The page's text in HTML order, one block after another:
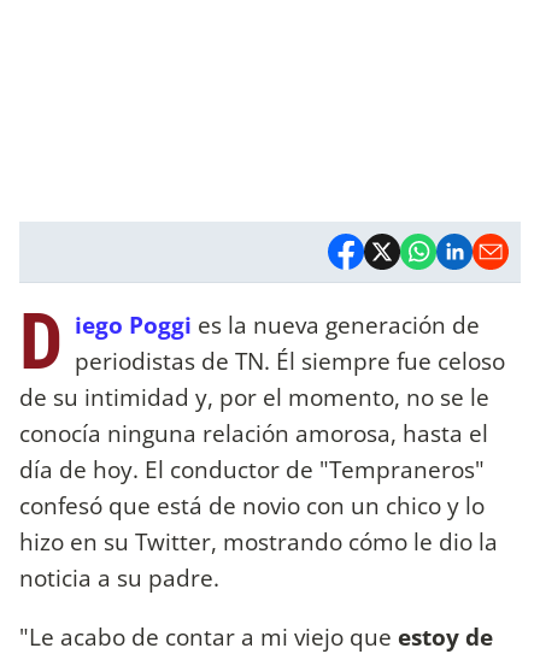
D iego Poggi es la nueva generación de
periodistas de TN. Él siempre fue celoso
de su intimidad y, por el momento, no se le
conocía ninguna relación amorosa, hasta el
día de hoy. El conductor de "Tempraneros"
confesó que está de novio con un chico y lo
hizo en su Twitter, mostrando cómo le dio la
noticia a su padre.
"Le acabo de contar a mi viejo que estoy de